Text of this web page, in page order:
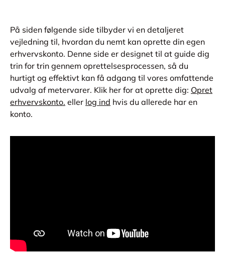
På siden følgende side tilbyder vi en detaljeret
vejledning til, hvordan du nemt kan oprette din egen
erhvervskonto. Denne side er designet til at guide dig
trin for trin gennem oprettelsesprocessen, så du
hurtigt og effektivt kan få adgang til vores omfattende
udvalg af metervarer. Klik her for at oprette dig: Opret
erhvervskonto. eller log ind hvis du allerede har en
konto.